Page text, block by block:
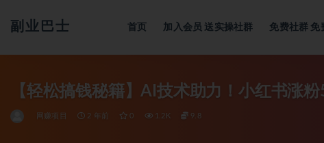
副业巴士 首页 加入会员 送实操社群 免费社群 免
【轻松搞钱秘籍】AI技术助力！小红书涨
网赚项目 2 年前 0 1.2K 9.8